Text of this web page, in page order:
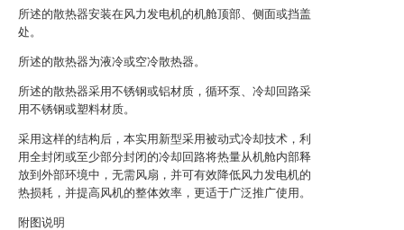
所述的散热器安装在风力发电机的机舱顶部、侧面或挡盖
处。
所述的散热器为液冷或空冷散热器。
所述的散热器采用不锈钢或铝材质，循环泵、冷却回路采
用不锈钢或塑料材质。
采用这样的结构后，本实用新型采用被动式冷却技术，利
用全封闭或至少部分封闭的冷却回路将热量从机舱内部释
放到外部环境中，无需风扇，并可有效降低风力发电机的
热损耗，并提高风机的整体效率，更适于广泛推广使用。
附图说明